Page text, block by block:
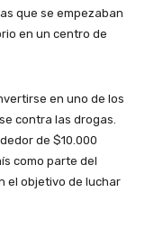
que se empezaban
en un centro de
en uno de los
contra las drogas.
de $10.000
como parte del
el objetivo de luchar